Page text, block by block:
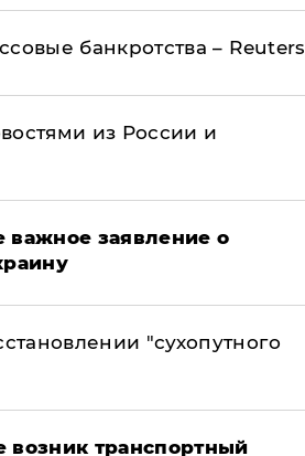
банкротства – Reuters
из России и
важное заявление о
"сухопутного
возник транспортный